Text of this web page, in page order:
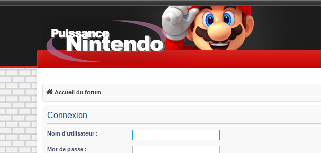
Accueil du forum
Connexion
Nom d’utilisateur :
Mot de passe :